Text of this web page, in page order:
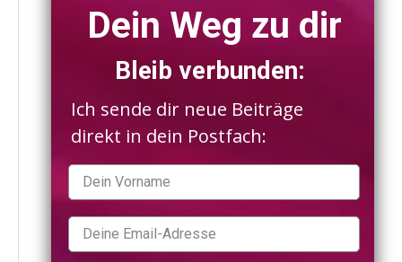
Ich sende dir neue Beiträge
direkt in dein Postfach:
Bleib verbunden:
Dein Weg zu dir